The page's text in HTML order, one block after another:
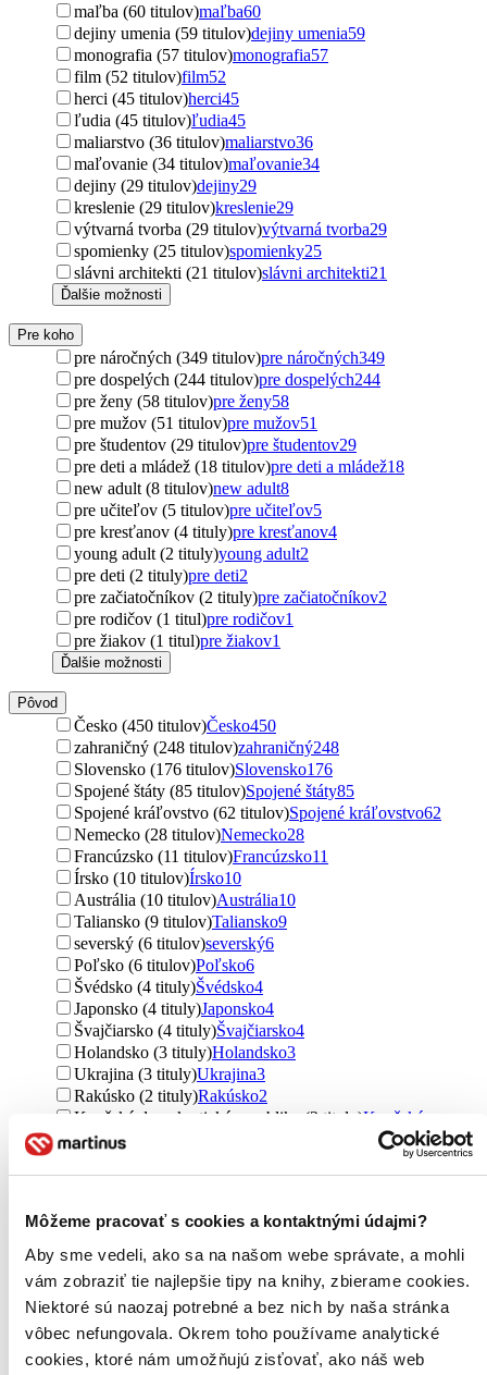
Môžeme pracovať s cookies a kontaktnými údajmi?
Aby sme vedeli, ako sa na našom webe správate, a mohli
vám zobraziť tie najlepšie tipy na knihy, zbierame cookies.
Niektoré sú naozaj potrebné a bez nich by naša stránka
vôbec nefungovala. Okrem toho používame analytické
cookies, ktoré nám umožňujú zisťovať, ako náš web
maľba (60 titulov)maľba60
dejiny umenia (59 titulov)dejiny umenia59
monografia (57 titulov)monografia57
film (52 titulov)film52
herci (45 titulov)herci45
ľudia (45 titulov)ľudia45
maliarstvo (36 titulov)maliarstvo36
maľovanie (34 titulov)maľovanie34
dejiny (29 titulov)dejiny29
kreslenie (29 titulov)kreslenie29
výtvarná tvorba (29 titulov)výtvarná tvorba29
spomienky (25 titulov)spomienky25
slávni architekti (21 titulov)slávni architekti21
Ďalšie možnosti
Pre koho
pre náročných (349 titulov)pre náročných349
pre dospelých (244 titulov)pre dospelých244
pre ženy (58 titulov)pre ženy58
pre mužov (51 titulov)pre mužov51
pre študentov (29 titulov)pre študentov29
pre deti a mládež (18 titulov)pre deti a mládež18
new adult (8 titulov)new adult8
pre učiteľov (5 titulov)pre učiteľov5
pre kresťanov (4 tituly)pre kresťanov4
young adult (2 tituly)young adult2
pre deti (2 tituly)pre deti2
pre začiatočníkov (2 tituly)pre začiatočníkov2
pre rodičov (1 titul)pre rodičov1
pre žiakov (1 titul)pre žiakov1
Ďalšie možnosti
Pôvod
Česko (450 titulov)Česko450
zahraničný (248 titulov)zahraničný248
Slovensko (176 titulov)Slovensko176
Spojené štáty (85 titulov)Spojené štáty85
Spojené kráľovstvo (62 titulov)Spojené kráľovstvo62
Nemecko (28 titulov)Nemecko28
Francúzsko (11 titulov)Francúzsko11
Írsko (10 titulov)Írsko10
Austrália (10 titulov)Austrália10
Taliansko (9 titulov)Taliansko9
severský (6 titulov)severský6
Poľsko (6 titulov)Poľsko6
Švédsko (4 tituly)Švédsko4
Japonsko (4 tituly)Japonsko4
Švajčiarsko (4 tituly)Švajčiarsko4
Holandsko (3 tituly)Holandsko3
Ukrajina (3 tituly)Ukrajina3
Rakúsko (2 tituly)Rakúsko2
Konžská demokratická republika (2 tituly)Konžská
demokratická republika
Nigéria (2 tituly)Nigéria2
Fínsko (1 titul)Fínsko1
Nórsko (1 titul)
Bielorusko (1 titul)
Čína (1 titul)Čína1
Egypt (1 titul) Egypt1
Gruzínsko (1 titul)Gruzínsko 1
Južná Kórea (1 titul)Južná Kórea1